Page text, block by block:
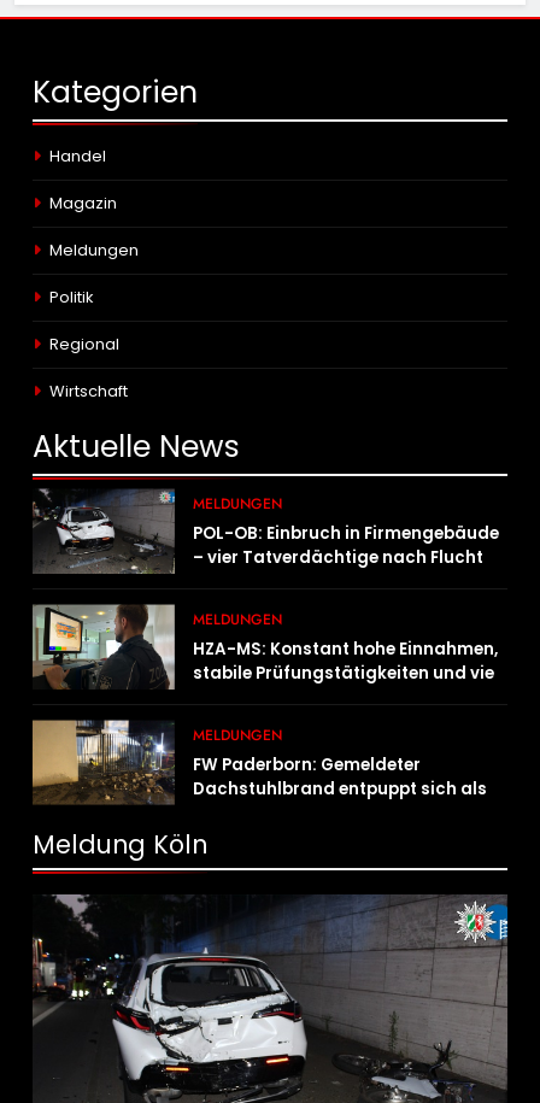
Kategorien
Handel
Magazin
Meldungen
Politik
Regional
Wirtschaft
Aktuelle News
MELDUNGEN
POL-OB: Einbruch in Firmengebäude
– vier Tatverdächtige nach Flucht
MELDUNGEN
HZA-MS: Konstant hohe Einnahmen,
stabile Prüfungstätigkeiten und viel
Bilanz
MELDUNGEN
FW Paderborn: Gemeldeter
Dachstuhlbrand entpuppt sich als
Gymnasium
Meldung Köln